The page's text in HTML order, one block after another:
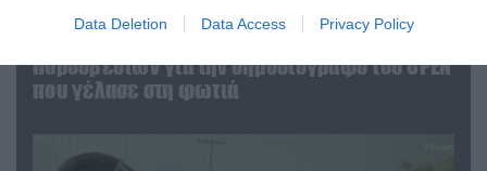
Data Deletion Data Access Privacy Policy
Πυροσβεστών για την δημοσιογράφο του OPEN
που γέλασε στη φωτιά